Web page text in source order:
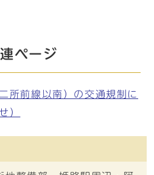
ページ
所前線以南）の交通規制に
）